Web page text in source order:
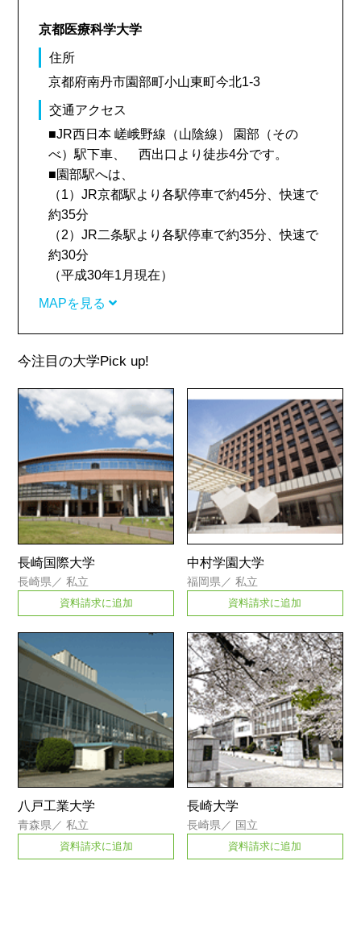
京都医療科学大学
住所
京都府南丹市園部町小山東町今北1-3
交通アクセス
■JR西日本 嵯峨野線（山陰線） 園部（その
べ）駅下車、 西出口より徒歩4分です。
■園部駅へは、
（1）JR京都駅より各駅停車で約45分、快速で
約35分
（2）JR二条駅より各駅停車で約35分、快速で
約30分
（平成30年1月現在）
MAPを見る
今注目の大学Pick up!
長崎国際大学
長崎県 ／私立
資料請求に追加
中村学園大学
福岡県 ／私立
資料請求に追加
八戸工業大学
青森県 ／私立
資料請求に追加
長崎大学
長崎県 ／ 国立
資料請求に追加